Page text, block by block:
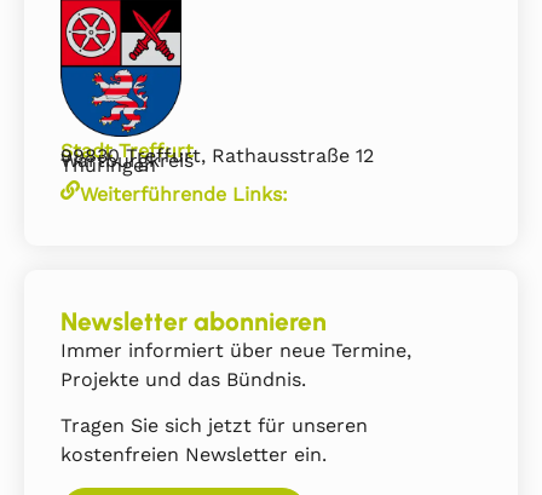
Stadt Treffurt
99830 Treffurt, Rathausstraße 12
Wartburgkreis
Thüringen
Weiterführende Links:
Newsletter abonnieren
Immer informiert über neue Termine,
Projekte und das Bündnis.
Tragen Sie sich jetzt für unseren
kostenfreien Newsletter ein.